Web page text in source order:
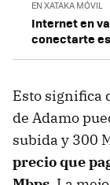
EN XATAKA MÓVIL
Internet en
conectarte
Esto significa
de Adamo
subida y 300
precio que